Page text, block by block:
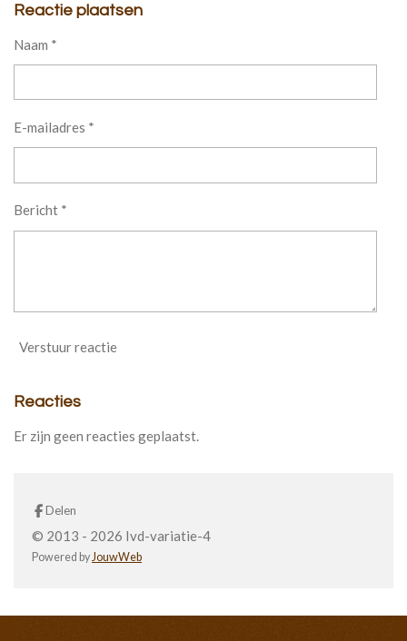
Reactie plaatsen
Naam *
E-mailadres *
Bericht *
Verstuur reactie
Reacties
Er zijn geen reacties geplaatst.
Delen
© 2013 - 2026 Ivd-variatie-4
Powered byJouwWeb